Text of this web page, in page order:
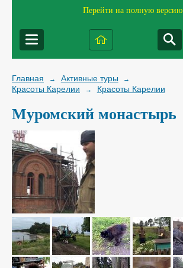
Перейти на полную версию
Главная → Активные туры →
Красоты Карелии → Красоты Карелии
Муромский монастырь